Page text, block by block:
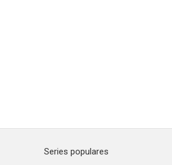
Series populares